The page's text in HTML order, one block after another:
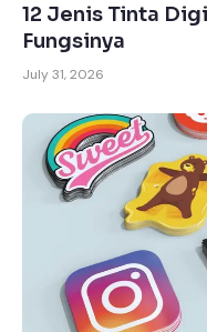
12 Jenis Tinta
Fungsinya
July 31, 2026